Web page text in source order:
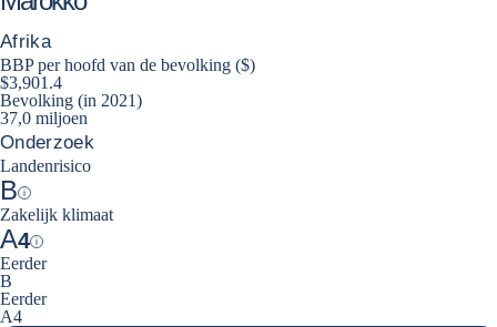
Afrika
BBP per hoofd van de bevolking ($)
$3,901.4
Bevolking (in 2021)
37,0 miljoen
Onderzoek
Landenrisico
B
Help
Zakelijk klimaat
A4
Help
Eerder
B
Eerder
A4